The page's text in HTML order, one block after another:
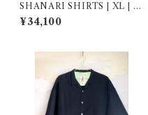
SHANARI SHIRTS | XL | 2
64030
¥34,100